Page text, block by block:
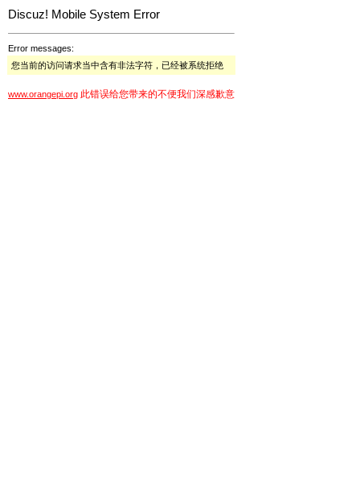
Discuz! Mobile System Error
Error messages:
您当前的访问请求当中含有非法字符，已经被系统拒绝
www.orangepi.org 此错误给您带来的不便我们深感歉意